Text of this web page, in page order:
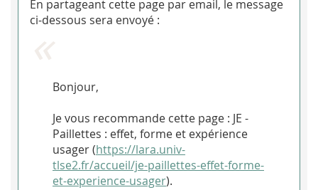
En partageant cette page par email, le message
ci-dessous sera envoyé :
Bonjour,
Je vous recommande cette page : JE -
Paillettes : effet, forme et expérience
usager (https://lara.univ-
tlse2.fr/accueil/je-paillettes-effet-forme-
et-experience-usager).